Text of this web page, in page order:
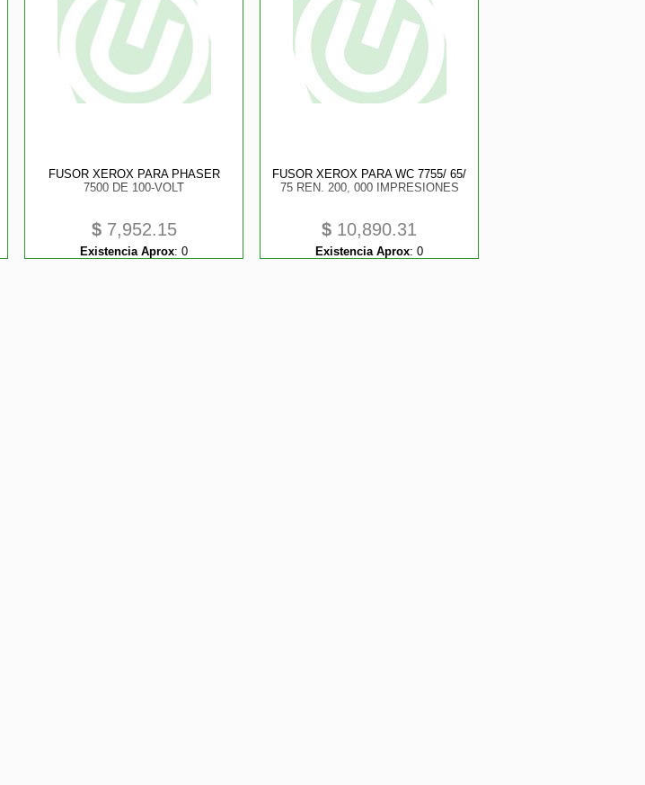
FUSOR XEROX PARA PHASER
7500 DE 100-VOLT
$7,952.15
Existencia Aprox: 0
FUSOR XEROX PARA WC 7755/ 65/
75 REN. 200, 000 IMPRESIONES
$ 10,890.31
Existencia Aprox: 0